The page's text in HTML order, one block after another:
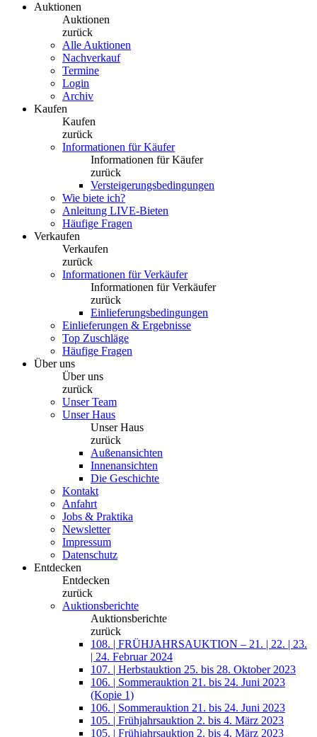
Auktionen
Auktionen
zurück
Alle Auktionen
Nachverkauf
Termine
Login
Archiv
Kaufen
Kaufen
zurück
Informationen für Käufer
Informationen für Käufer
zurück
Versteigerungsbedingungen
Wie biete ich?
Anleitung LIVE-Bieten
Häufige Fragen
Verkaufen
Verkaufen
zurück
Informationen für Verkäufer
Informationen für Verkäufer
zurück
Einlieferungsbedingungen
Einlieferungen & Ergebnisse
Top Zuschläge
Häufige Fragen
Über uns
Über uns
zurück
Unser Team
Unser Haus
Unser Haus
zurück
Außenansichten
Innenansichten
Die Geschichte
Kontakt
Anfahrt
Jobs & Praktika
Newsletter
Impressum
Datenschutz
Entdecken
Entdecken
zurück
Auktionsberichte
Auktionsberichte
zurück
108. | FRÜHJAHRSAUKTION – 21. | 22. | 23.
| 24. Februar 2024
107. | Herbstauktion 25. bis 28. Oktober 2023
106. | Sommerauktion 21. bis 24. Juni 2023
(Kopie 1)
106. | Sommerauktion 21. bis 24. Juni 2023
105. | Frühjahrsauktion 2. bis 4. März 2023
105. | Frühjahrsauktion 2. bis 4. März 2023